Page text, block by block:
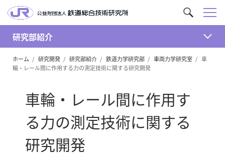
サ
イ
内
を
メ
ー
研究部紹介
開
ホーム 研究開発 研究部紹介 鉄道力学研究部 車両力学研究室
車
輪・レール間に作用する力の測定技術に関する研究開発
車輪・レール間に作用す
る力の測定技術に関する
研究開発